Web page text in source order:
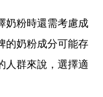
奶粉時還需考慮成
的奶粉成分可能存
人群來說，選擇適